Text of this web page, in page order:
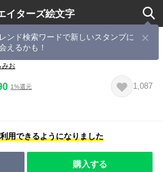
イターズ絵文字
レンド検索ワードで新しいスタンプに
えるかも！
づくし
みお
1%還元 1,087
用できるようになりました
購入する